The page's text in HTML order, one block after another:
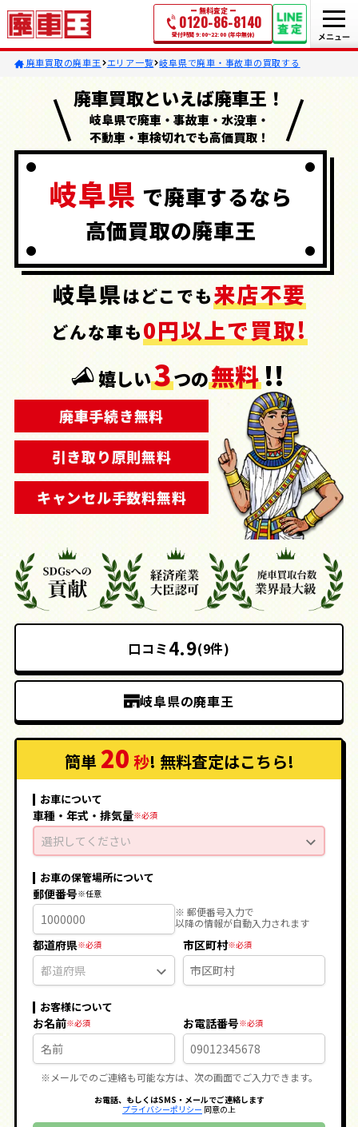
無料査定
0120-86-8140
受付時間 9:00~22:00 (年中無休)
廃車買取の廃車王 エリア一覧 岐阜県で廃車・事故車の買取する
廃車買取といえば廃車王！
岐阜県で廃車・事故車・水没車・
不動車・車検切れでも高価買取！
岐阜県 で廃車するなら
高価買取の廃車王
岐阜県はどこでも来店不要
どんな車も0円以上で買取!
嬉しい3つの無料 !!
廃車手続き無料
引き取り原則無料
キャンセル手数料無料
口コミ4.9(9件)
岐阜県の廃車王
簡単 20 秒! 無料査定はこちら!
お車について
車種・年式・排気量
選択してください
お車の保管場所について
郵便番号
※ 郵便番号入力で
以降の情報が自動入力されます
都道府県 市区町村
お客様について
お名前 お電話番号
※メールでのご連絡も可能な方は、次の画面でご入力できます。
お電話、もしくはSMS・メールでご連絡します
プライバシーポリシー 同意の上